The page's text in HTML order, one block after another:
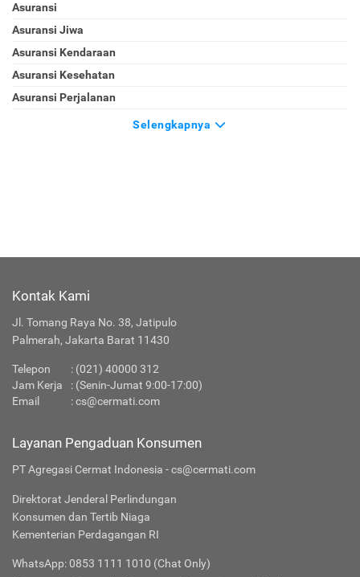
Asuransi
Asuransi Jiwa
Asuransi Kendaraan
Asuransi Kesehatan
Asuransi Perjalanan
Selengkapnya
Kontak Kami
Jl. Tomang Raya No. 38, Jatipulo
Palmerah, Jakarta Barat 11430
Telepon : (021) 40000 312
Jam Kerja
: (Senin-Jumat 9:00-17:00)
Email
:cs@cermati.com
Layanan Pengaduan Konsumen
PT Agregasi Cermat Indonesia - cs@cermati.com
Direktorat Jenderal Perlindungan
Konsumen dan Tertib Niaga
Kementerian Perdagangan RI
WhatsApp: 0853 1111 1010 (Chat Only)